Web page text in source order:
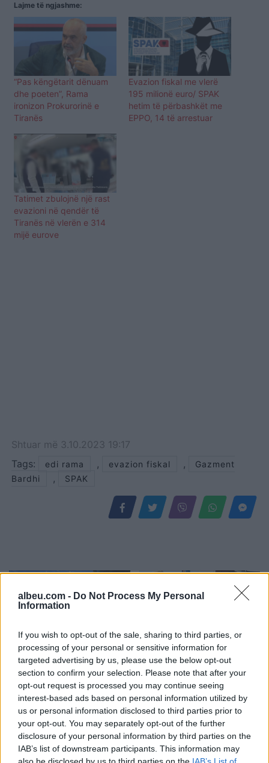
albeu.com - Do Not Process My Personal
Information
If you wish to opt-out of the sale, sharing to third parties, or
processing of your personal or sensitive information for
targeted advertising by us, please use the below opt-out
section to confirm your selection. Please note that after your
opt-out request is processed you may continue seeing
interest-based ads based on personal information utilized by
us or personal information disclosed to third parties prior to
your opt-out. You may separately opt-out of the further
disclosure of your personal information by third parties on the
IAB’s list of downstream participants. This information may
Lajme të ngjashme:
“Pas këngëtarit dënuam
dhe poeten”, Rama
ironizon Prokurorinë e
Tiranës
Evazion fiskal me vlerë
195 milionë euro/ SPAK
hetim të përbashkët me
EPPO, 14 të arrestuar
Tatimet zbulojnë një rast
evazioni në qendër të
Tiranës në vlerën e 314
mijë eurove
Shtuar më 3.10.2023 19:17
Tags:
edi rama , evazion fiskal ,
Gazment
Bardhi
, SPAK
Shqipëria i përgjigjet
Zelenskyt për Kosovën:
Krahasimi me Ukrainën
është i gabuar
VIDEO/ Publikohet
momenti i arrestimit të
20-vjeçarit Kristjan Sterjo,
akuzohet për vrasjen e
Joan Zukos